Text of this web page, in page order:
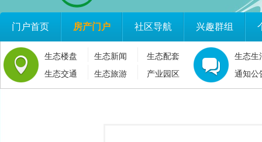
门户首页 房产门户 社区导航 兴趣群组
生态楼盘 生态新闻
生态配套
生态交通
生态旅游 产业园区
生态生
通知公